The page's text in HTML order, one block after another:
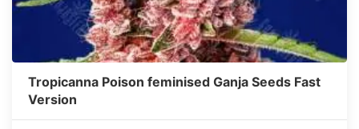
Tropicanna Poison feminised Ganja Seeds Fast
Version